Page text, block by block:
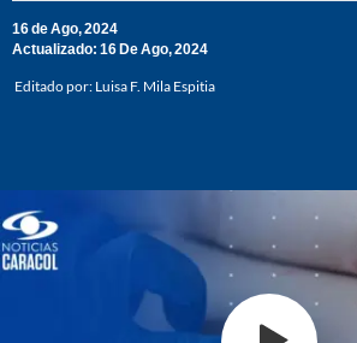
16 de Ago, 2024
Actualizado: 16 De Ago, 2024
Editado por: Luisa F. Mila Espitia